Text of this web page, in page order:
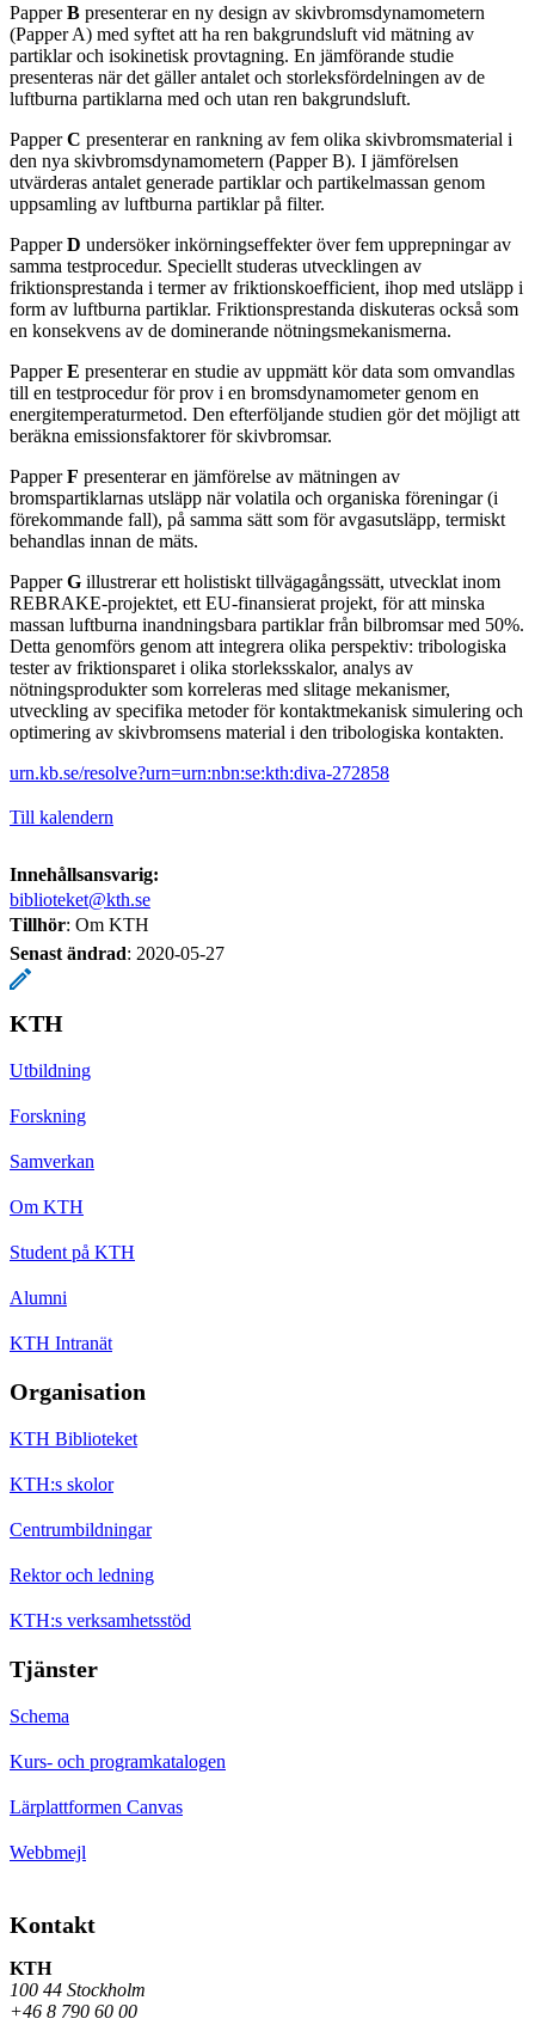
PapperB presenterar en ny design av skivbromsdynamometern
(Papper A) med syftet att ha ren bakgrundsluft vid mätning av
partiklar och isokinetisk provtagning. En jämförande studie
presenteras när det gäller antalet och storleksfördelningen av de
luftburna partiklarna med och utan ren bakgrundsluft.
PapperC presenterar en rankning av fem olika skivbromsmaterial i
den nya skivbromsdynamometern (Papper B). I jämförelsen
utvärderas antalet generade partiklar och partikelmassan genom
uppsamling av luftburna partiklar på filter.
PapperD undersöker inkörningseffekter över fem upprepningar av
samma testprocedur. Speciellt studeras utvecklingen av
friktionsprestanda i termer av friktionskoefficient, ihop med utsläpp i
form av luftburna partiklar. Friktionsprestanda diskuteras också som
en konsekvens av de dominerande nötningsmekanismerna.
PapperE presenterar en studie av uppmätt kör data som omvandlas
till en testprocedur för prov i en bromsdynamometer genom en
energitemperaturmetod. Den efterföljande studien gör det möjligt att
beräkna emissionsfaktorer för skivbromsar.
PapperF presenterar en jämförelse av mätningen av
bromspartiklarnas utsläpp när volatila och organiska föreningar (i
förekommande fall), på samma sätt som för avgasutsläpp, termiskt
behandlas innan de mäts.
PapperG illustrerar ett holistiskt tillvägagångssätt, utvecklat inom
REBRAKE-projektet, ett EU-finansierat projekt, för att minska
massan luftburna inandningsbara partiklar från bilbromsar med 50%.
Detta genomförs genom att integrera olika perspektiv: tribologiska
tester av friktionsparet i olika storleksskalor, analys av
nötningsprodukter som korreleras med slitage mekanismer,
utveckling av specifika metoder för kontaktmekanisk simulering och
optimering av skivbromsens material i den tribologiska kontakten.
urn.kb.se/resolve?urn=urn:nbn:se:kth:diva-272858
Till kalendern
Innehållsansvarig:
biblioteket@kth.se
Tillhör: Om KTH
Senast ändrad: 2020-05-27
KTH
Utbildning
Forskning
Samverkan
Om KTH
Student på KTH
Alumni
KTH Intranät
Organisation
KTH Biblioteket
KTH:s skolor
Centrumbildningar
Rektor och ledning
KTH:s verksamhetsstöd
Tjänster
Schema
Kurs- och programkatalogen
Lärplattformen Canvas
Webbmejl
Kontakt
KTH
100 44 Stockholm
+46 8 790 60 00